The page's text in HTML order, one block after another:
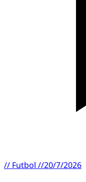
// Futbol //20/7/2026